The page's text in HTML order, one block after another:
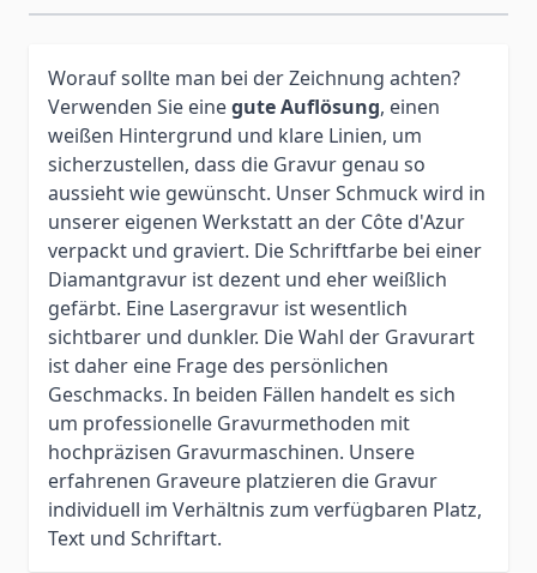
Worauf sollte man bei der Zeichnung achten?
Verwenden Sie einegute Auflösung, einen
weißen Hintergrund und klare Linien, um
sicherzustellen, dass die Gravur genau so
aussieht wie gewünscht. Unser Schmuck wird in
unserer eigenen Werkstatt an der Côte d'Azur
verpackt und graviert. Die Schriftfarbe bei einer
Diamantgravur ist dezent und eher weißlich
gefärbt. Eine Lasergravur ist wesentlich
sichtbarer und dunkler. Die Wahl der Gravurart
ist daher eine Frage des persönlichen
Geschmacks. In beiden Fällen handelt es sich
um professionelle Gravurmethoden mit
hochpräzisen Gravurmaschinen. Unsere
erfahrenen Graveure platzieren die Gravur
individuell im Verhältnis zum verfügbaren Platz,
Text und Schriftart.